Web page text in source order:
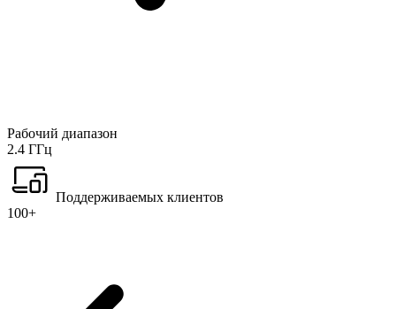
Рабочий диапазон
2.4 ГГц
Поддерживаемых клиентов
100+